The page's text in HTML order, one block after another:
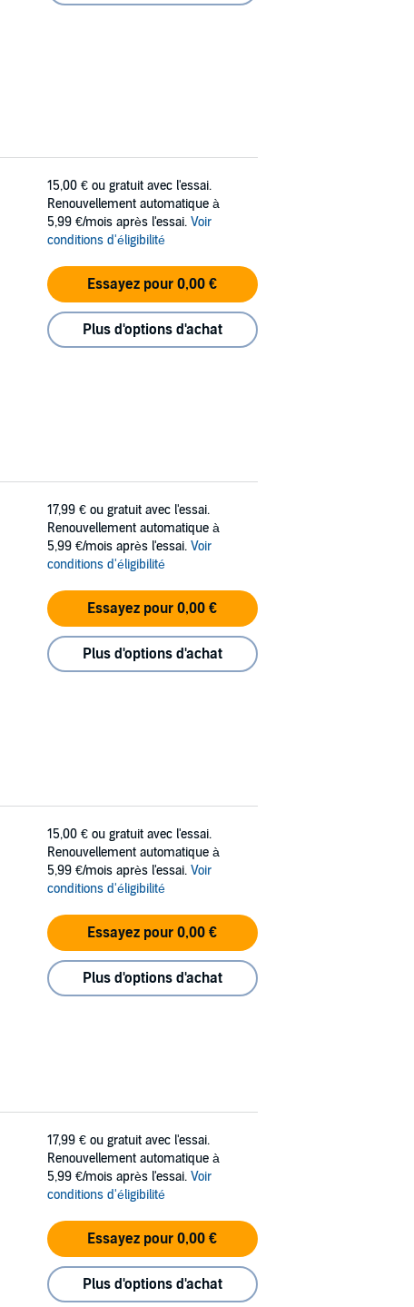
15,00 € ou gratuit avec l'essai.
Renouvellement automatique à
5,99 €/mois après l'essai. Voir
conditions d'éligibilité
Essayez pour 0,00 €
Plus d'options d'achat
17,99 € ou gratuit avec l'essai.
Renouvellement automatique à
5,99 €/mois après l'essai. Voir
conditions d'éligibilité
Essayez pour 0,00 €
Plus d'options d'achat
15,00 € ou gratuit avec l'essai.
Renouvellement automatique à
5,99 €/mois après l'essai. Voir
conditions d'éligibilité
Essayez pour 0,00 €
Plus d'options d'achat
17,99 € ou gratuit avec l'essai.
Renouvellement automatique à
5,99 €/mois après l'essai. Voir
conditions d'éligibilité
Essayez pour 0,00 €
Plus d'options d'achat